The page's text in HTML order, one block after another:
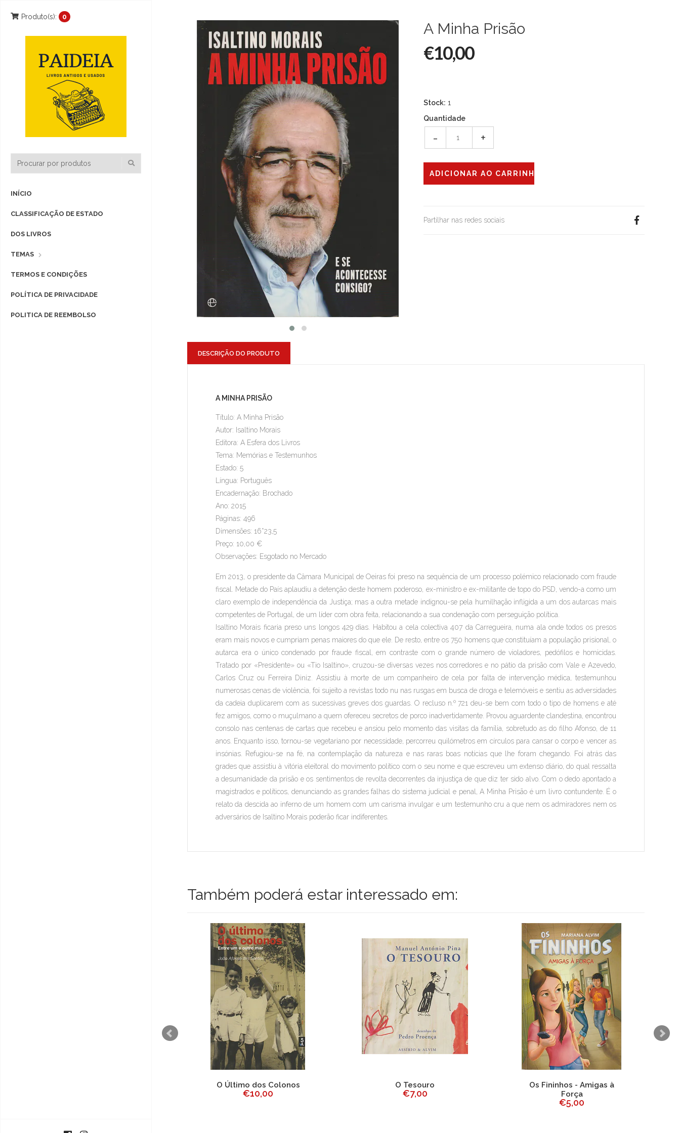
Produto(s): 0
INÍCIO
CLASSIFICAÇÃO DE ESTADO
DOS LIVROS
TEMAS
TERMOS E CONDIÇÕES
POLÍTICA DE PRIVACIDADE
POLITICA DE REEMBOLSO
A Minha Prisão
€10,00
Stock: 1
Quantidade
- +
Partilhar nas redes sociais
DESCRIÇÃO DO PRODUTO
A MINHA PRISÃO
Título: A Minha Prisão
Autor: Isaltino Morais
Editora: A Esfera dos Livros
Tema: Memórias e Testemunhos
Estado: 5
Língua: Português
Encadernação: Brochado
Ano: 2015
Páginas: 496
Dimensões: 16*23,5
Preço: 10,00 €
Observações: Esgotado no Mercado
Em 2013, o presidente da Câmara Municipal de Oeiras foi preso na sequência de um processo polémico relacionado com fraude
fiscal. Metade do País aplaudiu a detenção deste homem poderoso, ex-ministro e ex-militante de topo do PSD, vendo-a como um
claro exemplo de independência da Justiça; mas a outra metade indignou-se pela humilhação infligida a um dos autarcas mais
competentes de Portugal, de um líder com obra feita, relacionando a sua condenação com perseguição política.
Isaltino Morais ficaria preso uns longos 429 dias. Habitou a cela colectiva 407 da Carregueira, numa ala onde todos os presos
eram mais novos e cumpriam penas maiores do que ele. De resto, entre os 750 homens que constituíam a população prisional, o
autarca era o único condenado por fraude fiscal, em contraste com o grande número de violadores, pedófilos e homicidas.
Tratado por «Presidente» ou «Tio Isaltino», cruzou-se diversas vezes nos corredores e no pátio da prisão com Vale e Azevedo,
Carlos Cruz ou Ferreira Diniz. Assistiu à morte de um companheiro de cela por falta de intervenção médica, testemunhou
numerosas cenas de violência, foi sujeito a revistas todo nu nas rusgas em busca de droga e telemóveis e sentiu as adversidades
da cadeia duplicarem com as sucessivas greves dos guardas. O recluso n.º 721 deu-se bem com todo o tipo de homens e até
fez amigos, como o muçulmano a quem ofereceu secretos de porco inadvertidamente. Provou aguardente clandestina, encontrou
consolo nas centenas de cartas que recebeu e ansiou pelo momento das visitas da família, sobretudo as do filho Afonso, de 11
anos. Enquanto isso, tornou-se vegetariano por necessidade, percorreu quilómetros em círculos para cansar o corpo e vencer as
insónias. Refugiou-se na fé, na contemplação da natureza e nas raras boas notícias que lhe foram chegando. Foi atrás das
grades que assistiu à vitória eleitoral do movimento político com o seu nome e que escreveu um extenso diário, do qual ressalta
a desumanidade da prisão e os sentimentos de revolta decorrentes da injustiça de que diz ter sido alvo. Com o dedo apontado a
magistrados e políticos, denunciando as grandes falhas do sistema judicial e penal,A Minha Prisãoé um livro contundente. É o
relato da descida ao inferno de um homem com um carisma invulgar e um testemunho cru a que nem os admiradores nem os
adversários de Isaltino Morais poderão ficar indiferentes.
Também poderá estar interessado em:
O Último dos Colonos
€10,00
O Tesouro
€7,00
Os Fininhos - Amigas à
Força
€5,00